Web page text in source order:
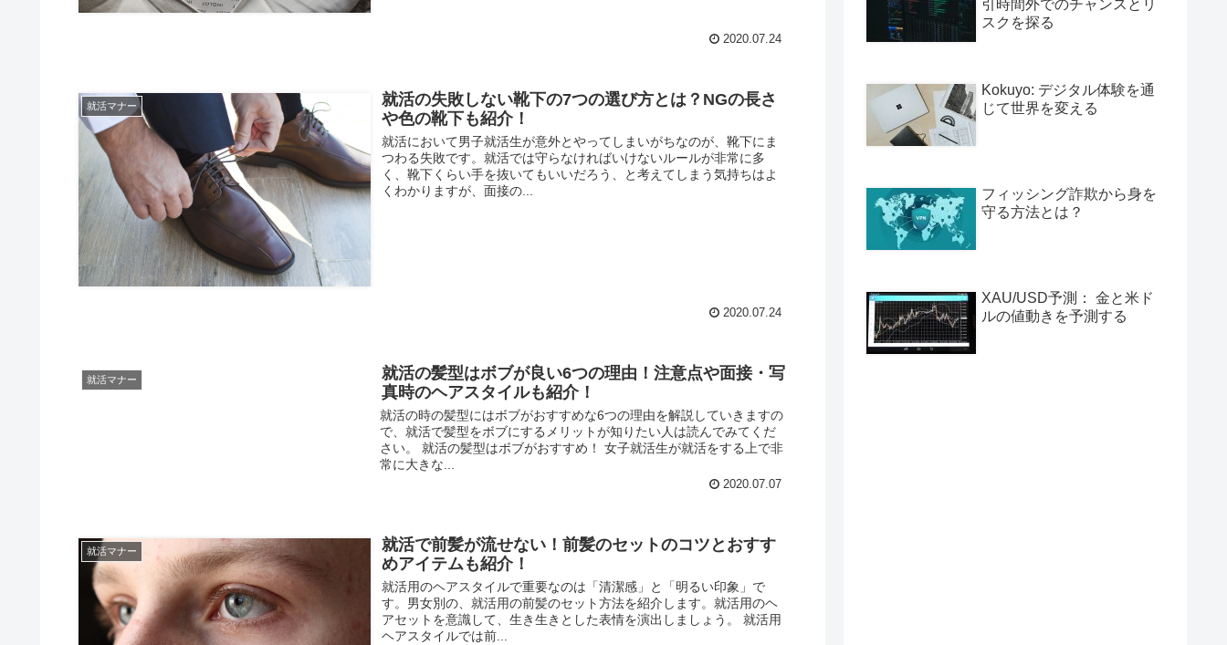
2020.07.24
就活マナー
就活の失敗しない靴下の7つの選び方とは？NGの長さ
や色の靴下も紹介！
就活において男子就活生が意外とやってしまいがちなのが、靴下にま
つわる失敗です。就活では守らなければいけないルールが非常に多
く、靴下くらい手を抜いてもいいだろう、と考えてしまう気持ちはよ
くわかりますが、面接の...
2020.07.24
就活マナー
就活の髪型はボブが良い6つの理由！注意点や面接・写
真時のヘアスタイルも紹介！
就活の時の髪型にはボブがおすすめな6つの理由を解説していきますの
で、就活で髪型をボブにするメリットが知りたい人は読んでみてくだ
さい。 就活の髪型はボブがおすすめ！ 女子就活生が就活をする上で非
常に大きな...
2020.07.07
就活マナー
就活で前髪が流せない！前髪のセットのコツとおすす
めアイテムも紹介！
就活用のヘアスタイルで重要なのは「清潔感」と「明るい印象」で
す。男女別の、就活用の前髪のセット方法を紹介します。就活用のヘ
アセットを意識して、生き生きとした表情を演出しましょう。 就活用
ヘアスタイルでは前...
引時間外でのチャンスとリ
スクを探る
Kokuyo: デジタル体験を通
じて世界を変える
フィッシング詐欺から身を
守る方法とは？
XAU/USD予測： 金と米ド
ルの値動きを予測する